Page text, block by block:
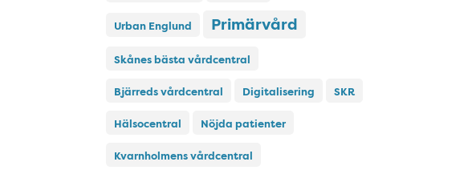
Urban Englund Primärvård
Skånes bästa vårdcentral
Bjärreds vårdcentral Digitalisering SKR
Hälsocentral Nöjda patienter
Kvarnholmens vårdcentral